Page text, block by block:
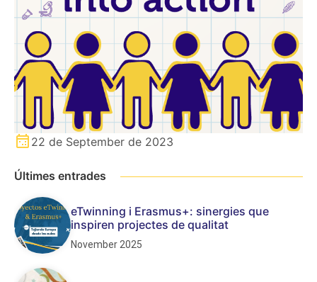
22 de September de 2023
Últimes entrades
eTwinning i Erasmus+: sinergies que
inspiren projectes de qualitat
November 2025